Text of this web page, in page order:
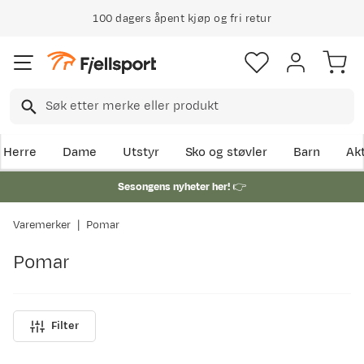
100 dagers åpent kjøp og fri retur
Herre Dame Utstyr Sko og støvler Barn
Sesongens nyheter her!👉
Varemerker Pomar
Pomar
Filter